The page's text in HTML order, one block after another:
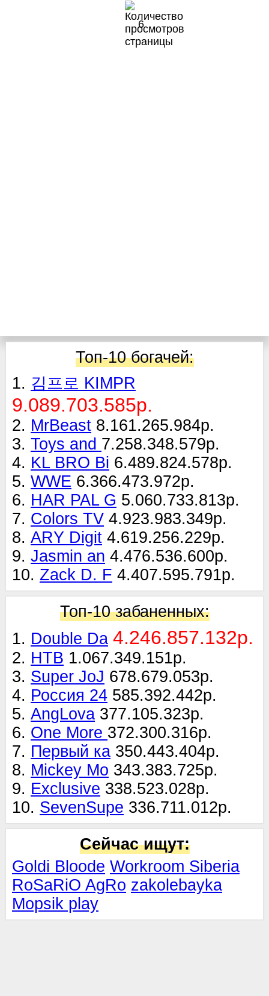
6
Топ-10 богачей:
1. 김프로 KIMPR
9.089.703.585р.
2. MrBeast 8.161.265.984р.
3. Toys and 7.258.348.579р.
4. KL BRO Bi 6.489.824.578р.
5. WWE 6.366.473.972р.
6. HAR PAL G 5.060.733.813р.
7. Colors TV 4.923.983.349р.
8. ARY Digit 4.619.256.229р.
9. Jasmin an 4.476.536.600р.
10. Zack D. F 4.407.595.791р.
Топ-10 забаненных:
1. Double Da 4.246.857.132р.
2. НТВ 1.067.349.151р.
3. Super JoJ 678.679.053р.
4. Россия 24 585.392.442р.
5. AngLova 377.105.323р.
6. One More 372.300.316р.
7. Первый ка 350.443.404р.
8. Mickey Mo 343.383.725р.
9. Exclusive 338.523.028р.
10. SevenSupe 336.711.012р.
Сейчас ищут:
Goldi Bloode Workroom Siberia
RoSaRiO AgRo zakolebayka
Mopsik play